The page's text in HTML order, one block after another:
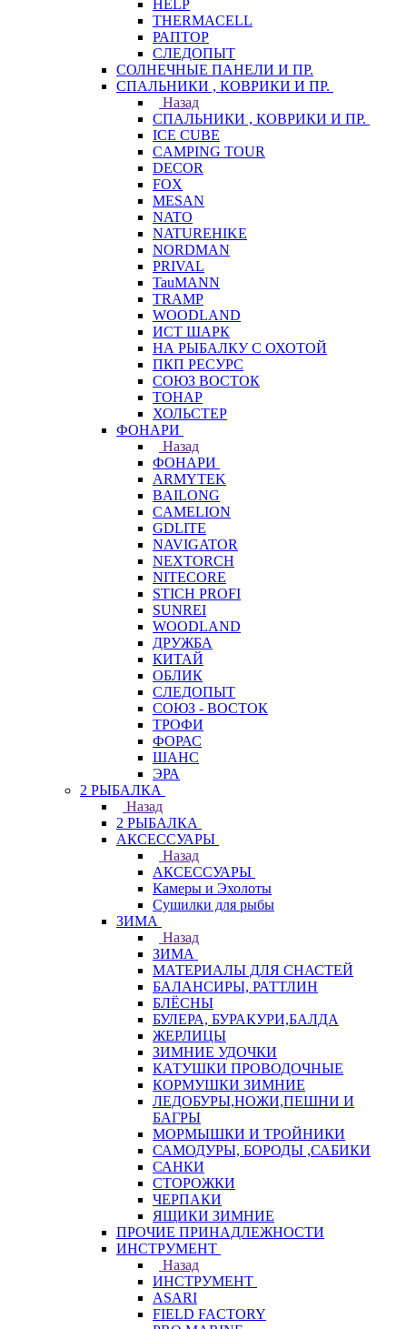
HELP
THERMACELL
РАПТОР
СЛЕДОПЫТ
СОЛНЕЧНЫЕ ПАНЕЛИ И ПР.
СПАЛЬНИКИ , КОВРИКИ И ПР.
Назад
СПАЛЬНИКИ , КОВРИКИ И ПР.
ICE CUBE
CAMPING TOUR
DECOR
FOX
MESAN
NATO
NATUREHIKE
NORDMAN
PRIVAL
TauMANN
TRAMP
WOODLAND
ИСТ ШАРК
НА РЫБАЛКУ С ОХОТОЙ
ПКП РЕСУРС
СОЮЗ ВОСТОК
ТОНАР
ХОЛЬСТЕР
ФОНАРИ
Назад
ФОНАРИ
ARMYTEK
BAILONG
CAMELION
GDLITE
NAVIGATOR
NEXTORCH
NITECORE
STICH PROFI
SUNREI
WOODLAND
ДРУЖБА
КИТАЙ
ОБЛИК
СЛЕДОПЫТ
СОЮЗ - ВОСТОК
ТРОФИ
ФОРАС
ШАНС
ЭРА
2 РЫБАЛКА
Назад
2 РЫБАЛКА
АКСЕССУАРЫ
Назад
АКСЕССУАРЫ
Камеры и Эхолоты
Сушилки для рыбы
ЗИМА
Назад
ЗИМА
МАТЕРИАЛЫ ДЛЯ СНАСТЕЙ
БАЛАНСИРЫ, РАТТЛИН
БЛЁСНЫ
БУЛЕРА, БУРАКУРИ,БАЛДА
ЖЕРЛИЦЫ
ЗИМНИЕ УДОЧКИ
КАТУШКИ ПРОВОДОЧНЫЕ
КОРМУШКИ ЗИМНИЕ
ЛЕДОБУРЫ,НОЖИ,ПЕШНИ И
БАГРЫ
МОРМЫШКИ И ТРОЙНИКИ
САМОДУРЫ, БОРОДЫ ,САБИКИ
САНКИ
СТОРОЖКИ
ЧЕРПАКИ
ЯЩИКИ ЗИМНИЕ
ПРОЧИЕ ПРИНАДЛЕЖНОСТИ
ИНСТРУМЕНТ
Назад
ИНСТРУМЕНТ
ASARI
FIELD FACTORY